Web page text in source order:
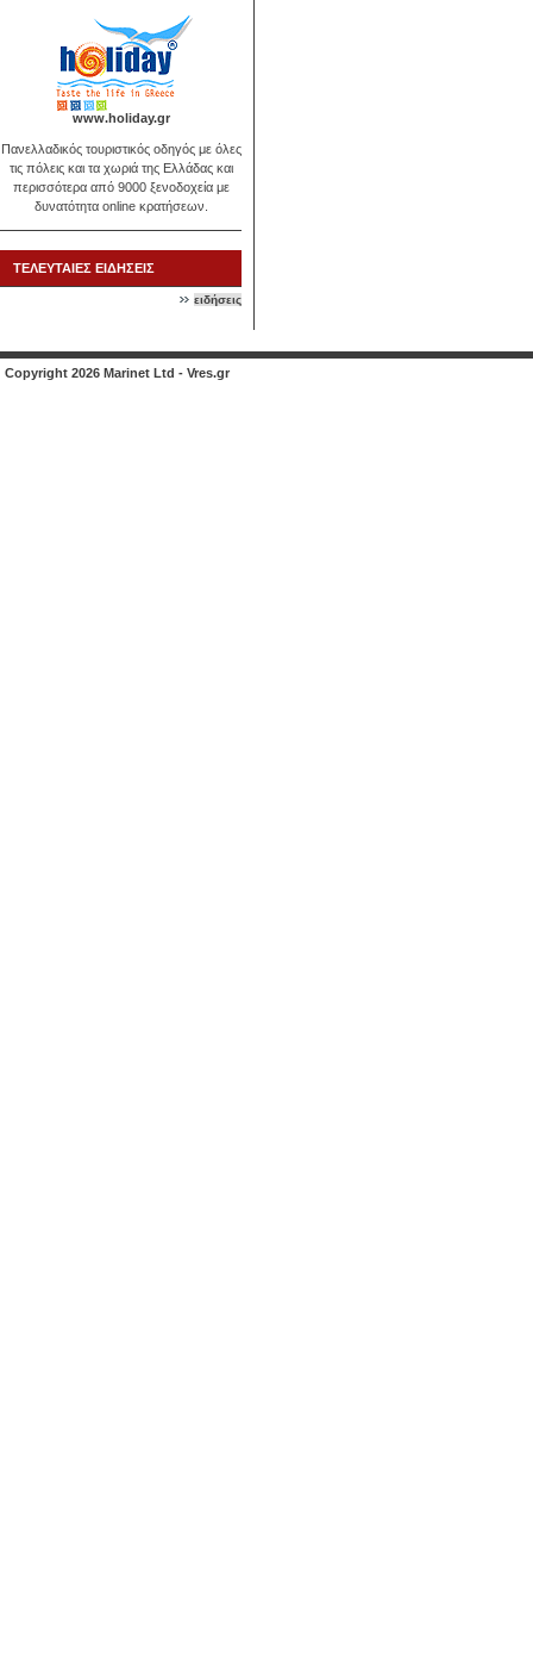
www.holiday.gr
Πανελλαδικός τουριστικός οδηγός με όλες
τις πόλεις και τα χωριά της Ελλάδας και
περισσότερα από 9000 ξενοδοχεία με
δυνατότητα online κρατήσεων.
ΤΕΛΕΥΤΑΙΕΣ ΕΙΔΗΣΕΙΣ
ειδήσεις
Copyright 2026 Marinet Ltd - Vres.gr